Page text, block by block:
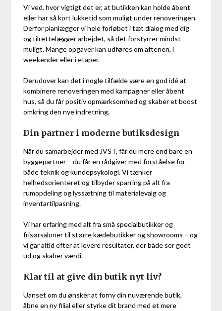
Vi ved, hvor vigtigt det er, at butikken kan holde åbent
eller har så kort lukketid som muligt under renoveringen.
Derfor planlægger vi hele forløbet i tæt dialog med dig
og tilrettelægger arbejdet, så det forstyrrer mindst
muligt. Mange opgaver kan udføres om aftenen, i
weekender eller i etaper.
Derudover kan det i nogle tilfælde være en god idé at
kombinere renoveringen med kampagner eller åbent
hus, så du får positiv opmærksomhed og skaber et boost
omkring den nye indretning.
Din partner i moderne butiksdesign
Når du samarbejder med JVST, får du mere end bare en
byggepartner – du får en rådgiver med forståelse for
både teknik og kundepsykologi. Vi tænker
helhedsorienteret og tilbyder sparring på alt fra
rumopdeling og lyssætning til materialevalg og
inventartilpasning.
Vi har erfaring med alt fra små specialbutikker og
frisørsaloner til større kædebutikker og showrooms – og
vi går altid efter at levere resultater, der både ser godt
ud og skaber værdi.
Klar til at give din butik nyt liv?
Uanset om du ønsker at forny din nuværende butik,
åbne en ny filial eller styrke dit brand med et mere